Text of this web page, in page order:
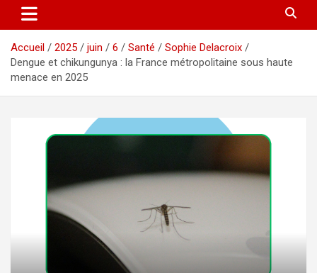
Accueil 2025 juin 6 Santé
Sophie Delacroix
Dengue et chikungunya : la France métropolitaine sous haute
menace en 2025